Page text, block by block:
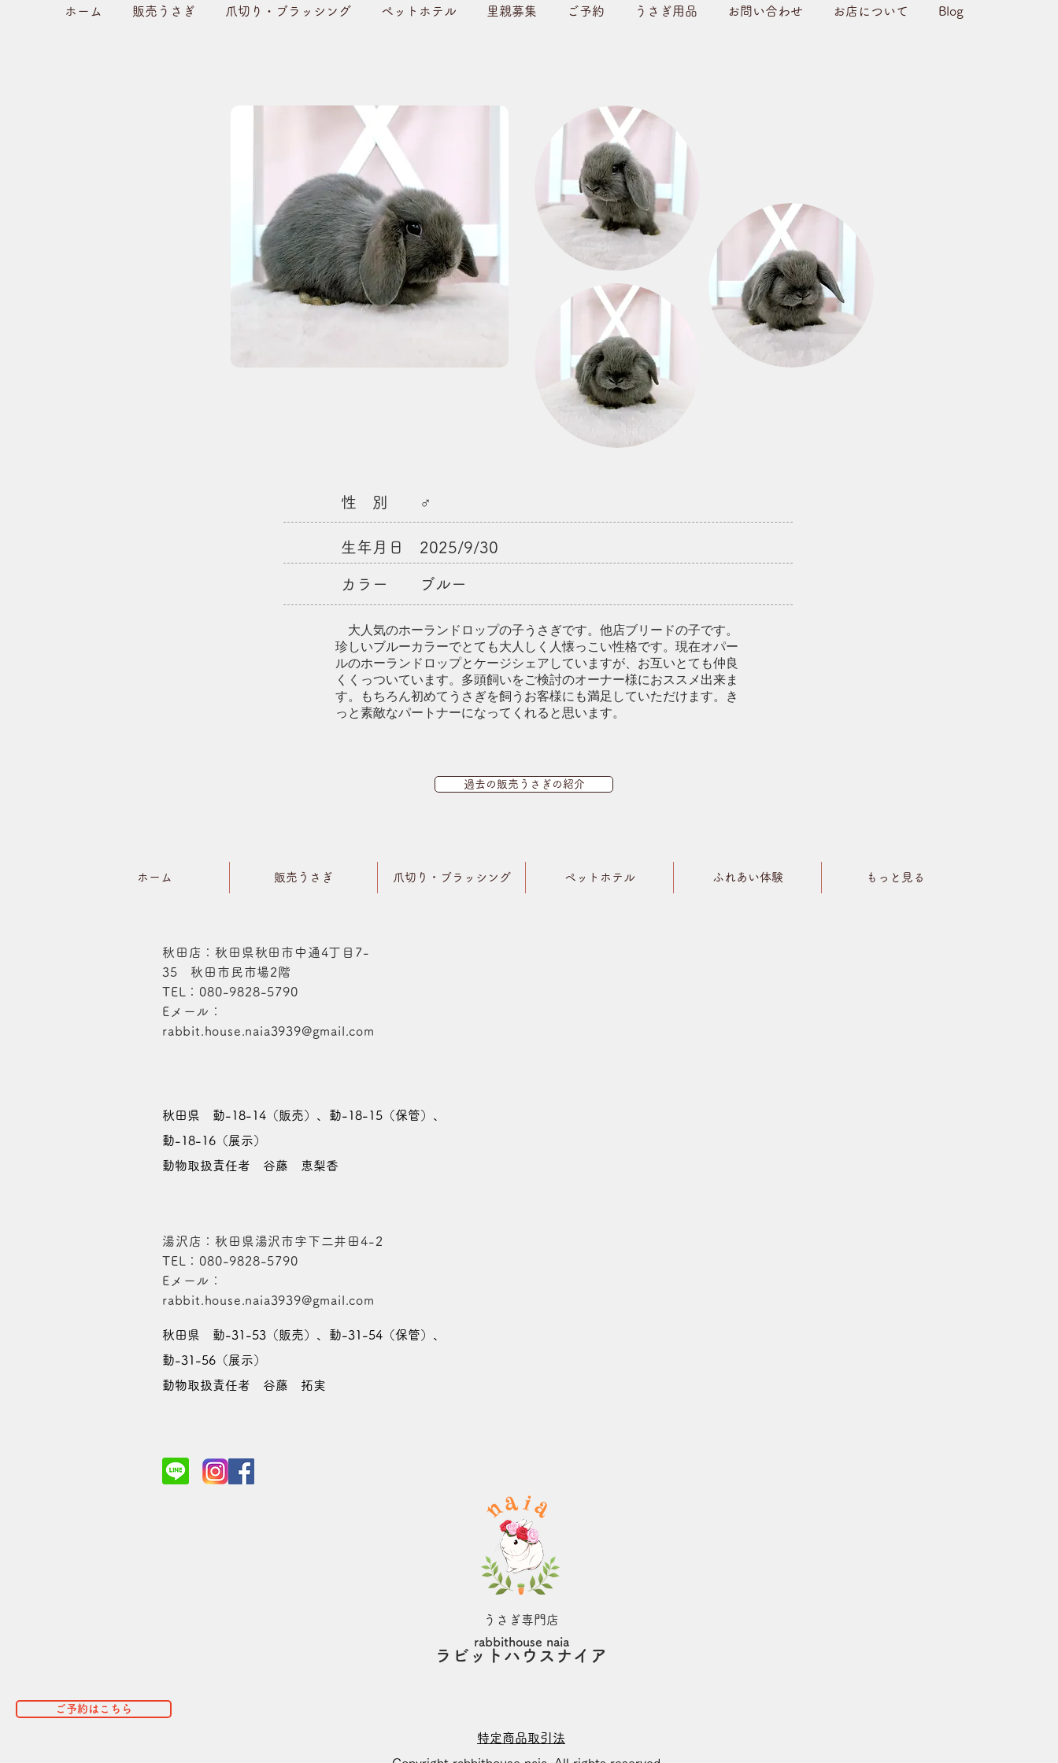
ホーム 販売うさぎ 爪切り・ブラッシング ペットホテル 里親募集 ご予約 うさぎ用品 お問い合わせ お店について Blog
性 別 ♂
生年月日 2025/9/30
カラー ブルー
​ 大人気のホーランドロップの子うさぎです。他店ブリードの子です。
珍しいブルーカラーでとても大人しく人懐っこい性格です。現在オパー
ルのホーランドロップとケージシェアしていますが、お互いとても仲良
くくっついています。多頭飼いをご検討のオーナー様におススメ出来ま
す。もちろん初めてうさぎを飼うお客様にも満足していただけます。き
っと素敵なパートナーになってくれると思います。
過去の販売うさぎの紹介
ご予約はこちら
ホーム 販売うさぎ 爪切り・ブラッシング ペットホテル ふれあい体験 もっと見る
秋田店：秋田県秋田市中通4丁目7-
35 秋田市民市場2階
​TEL：080-9828-5790
​Eメール：
rabbit.house.naia3939@gmail.com
秋田県 動-18-14（販売）、動-18-15（保管）、
動-18-16（展示）
動物取扱責任者 谷藤 恵梨香
湯沢店：秋田県湯沢市字下二井田4-2
​TEL：080-9828-5790
​Eメール：
rabbit.house.naia3939@gmail.com
秋田県 動-31-53（販売）、動-31-54（保管）、
動-31-56（展示）
動物取扱責任者 谷藤 拓実
うさぎ専門店
rabbithouse naia
​ラビットハウスナイア
特定商品取引法